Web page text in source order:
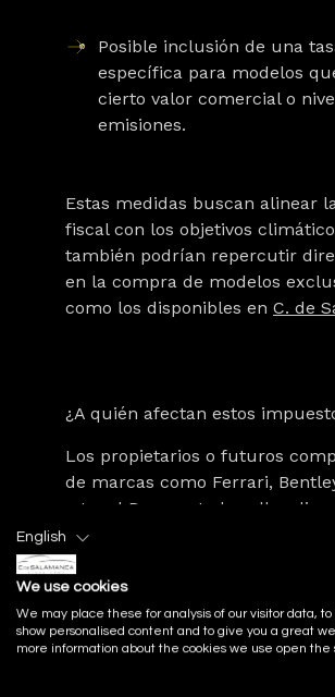
Posible inclusión de una
específica para modelos
cierto valor comercial o
emisiones.
Estas medidas buscan alinear
fiscal con los objetivos
también podrían repercutir
en la compra de modelos
como los disponibles en C. de
¿A quién afectan estos
Los propietarios o futuros
de marcas como Ferrari,
o Land Rover —todas ellas
nuestros concesionarios—
impactados. Especialmente si
motorizaciones tradicionales
versiones híbridas o eléctricas.
En este contexto, conviene
English
We use cookies
We may place these for analysis of our visitor data,
show personalised content and to give you a great
more information about the cookies we use open the